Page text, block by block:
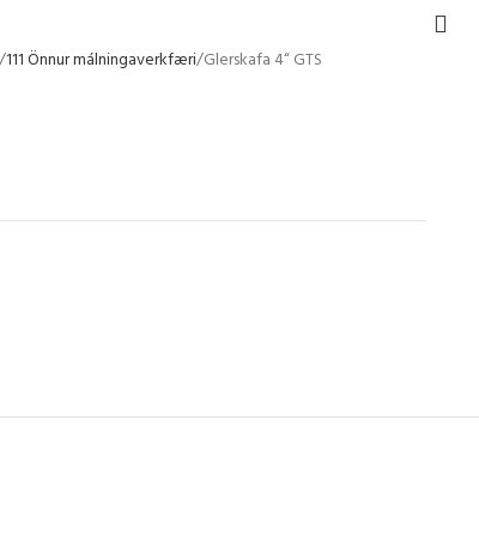
111 Önnur málningaverkfæri Glerskafa 4“ GTS